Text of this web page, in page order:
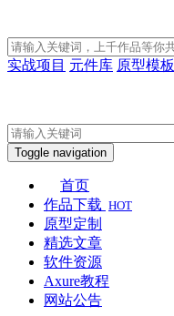
实战项目 元件库 原型模板
Toggle navigation
首页
作品下载 HOT
原型定制
精选文章
软件资源
Axure教程
网站公告